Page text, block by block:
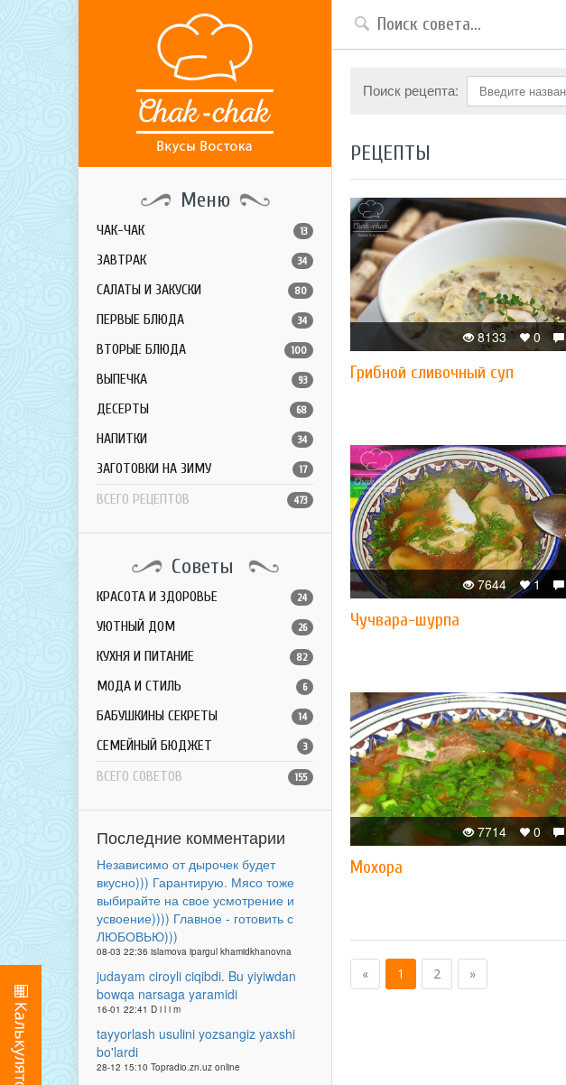
Меню
ЧАК-ЧАК 13
ЗАВТРАК 34
САЛАТЫ И ЗАКУСКИ 80
ПЕРВЫЕ БЛЮДА 34
ВТОРЫЕ БЛЮДА 100
ВЫПЕЧКА 93
ДЕСЕРТЫ 68
НАПИТКИ 34
ЗАГОТОВКИ НА ЗИМУ 17
ВСЕГО РЕЦЕПТОВ 473
Советы
КРАСОТА И ЗДОРОВЬЕ 24
УЮТНЫЙ ДОМ 26
КУХНЯ И ПИТАНИЕ 82
МОДА И СТИЛЬ 6
БАБУШКИНЫ СЕКРЕТЫ 14
СЕМЕЙНЫЙ БЮДЖЕТ 3
ВСЕГО СОВЕТОВ 155
Последние комментарии
Независимо от дырочек будет
вкусно))) Гарантирую. Мясо тоже
выбирайте на свое усмотрение и
усвоение)))) Главное - готовить с
ЛЮБОВЬЮ)))
08-03 22:36 islamova ipargul khamidkhanovna
judayam ciroyli ciqibdi. Bu yiyiwdan
bowqa narsaga yaramidi
16-01 22:41 D i l i m
tayyorlash usulini yozsangiz yaxshi
bo'lardi
28-12 15:10 Topradio.zn.uz online
Поиск рецепта:
РЕЦЕПТЫ
0
8133
Грибной сливочный суп
1
7644
Чучвара-шурпа
0
7714
Мохора
« 1 2 »